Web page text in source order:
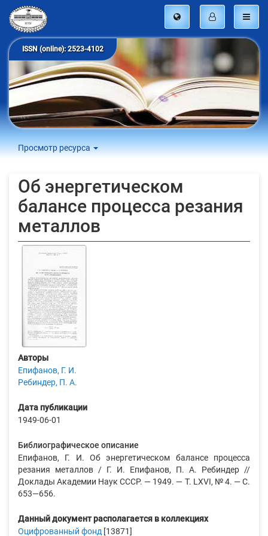
ISSN (online): 2523-4102
Просмотр ресурса
Об энергетическом
балансе процесса резания
металлов
Авторы
Епифанов, Г. И.
Ребиндер, П. А.
Дата публикации
1949-06-01
Библиографическое описание
Епифанов, Г. И. Об энергетическом балансе процесса
резания металлов / Г. И. Епифанов, П. А. Ребиндер //
Доклады Академии Наук СССР. — 1949. — Т. LXVI, № 4. — С.
653—656.
Данный документ располагается в коллекциях
Оцифрованный фонд [13871]